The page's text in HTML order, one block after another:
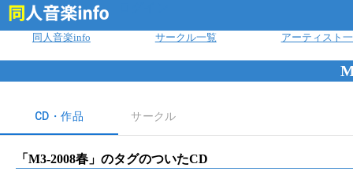
同人音楽info サークル一覧 アーティスト
CD・作品 サークル
「 M3-2008春 」のタグのついたCD